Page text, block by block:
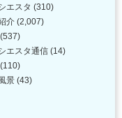
エスタ (310)
介 (2,007)
(537)
エスタ通信 (14)
(110)
景 (43)